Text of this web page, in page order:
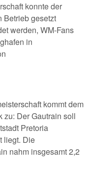
konnte der
Betrieb gesetzt
werden, WM-Fans
in
kommt dem
zu: Der Gautrain soll
Pretoria
liegt. Die
nahm insgesamt 2,2